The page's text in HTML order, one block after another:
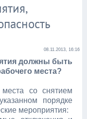
08.11.2013, 16:16
должны быть
места?
со снятием
порядке
мероприятия: